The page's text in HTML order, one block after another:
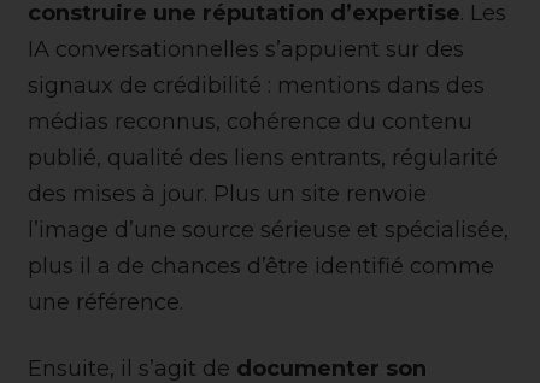
construire une réputation d’expertise. Les
IA conversationnelles s’appuient sur des
signaux de crédibilité : mentions dans des
médias reconnus, cohérence du contenu
publié, qualité des liens entrants, régularité
des mises à jour. Plus un site renvoie
l’image d’une source sérieuse et spécialisée,
plus il a de chances d’être identifié comme
une référence.
Ensuite, il s’agit de documenter son